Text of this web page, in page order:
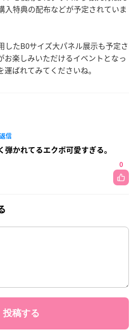
入特典の配布などが予定されていま
したB0サイズ大パネル展示も予定さ
お楽しみいただけるイベントとなっ
ばれてみてくださいね。
返信
弾かれてるエクボ可愛すぎる。
0